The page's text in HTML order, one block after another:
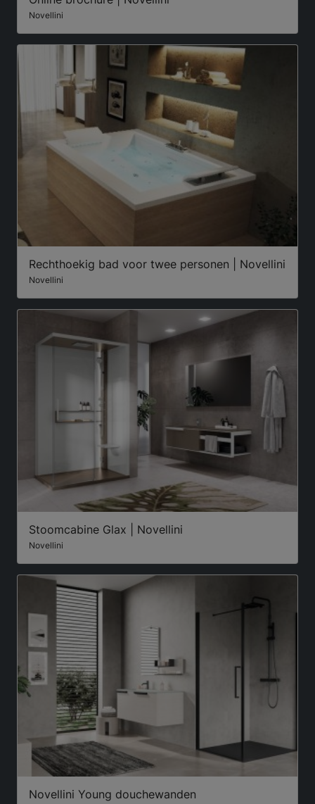
Novellini
Rechthoekig bad voor twee personen | Novellini
Novellini
Stoomcabine Glax | Novellini
Novellini
Novellini Young douchewanden